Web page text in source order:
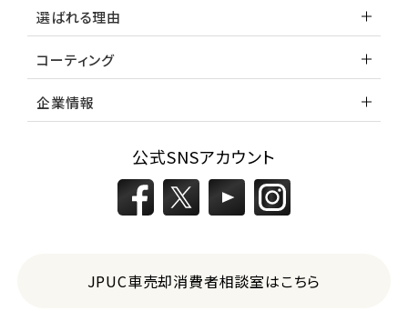
選ばれる理由
コーティング
企業情報
公式SNSアカウント
JPUC車売却消費者相談室はこちら